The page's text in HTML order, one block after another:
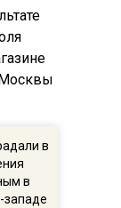
в
в
западе